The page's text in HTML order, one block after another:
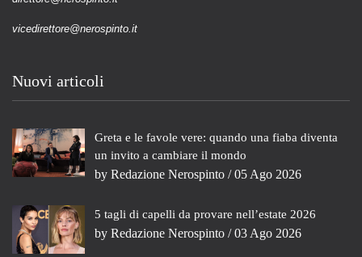
vicedirettore@nerospinto.it
Nuovi articoli
Greta e le favole vere: quando una fiaba diventa
un invito a cambiare il mondo
by Redazione Nerospinto / 05 Ago 2026
5 tagli di capelli da provare nell’estate 2026
by Redazione Nerospinto / 03 Ago 2026